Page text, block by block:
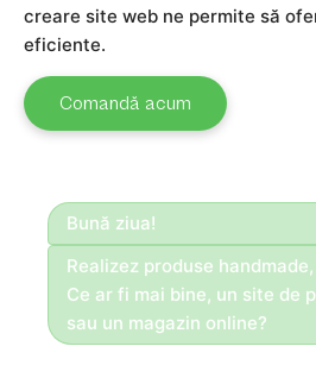
creare site web ne permite să
eficiente.
Comandă acum
Bună ziua!
Realizez produse handmade,
Ce ar fi mai bine, un site de
sau un magazin online?